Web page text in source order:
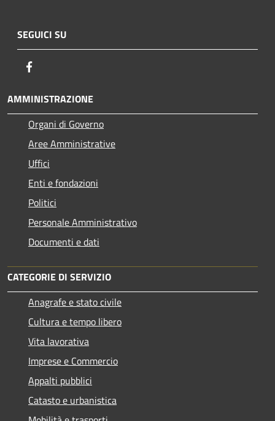
SEGUICI SU
AMMINISTRAZIONE
Organi di Governo
Aree Amministrative
Uffici
Enti e fondazioni
Politici
Personale Amministrativo
Documenti e dati
CATEGORIE DI SERVIZIO
Anagrafe e stato civile
Cultura e tempo libero
Vita lavorativa
Imprese e Commercio
Appalti pubblici
Catasto e urbanistica